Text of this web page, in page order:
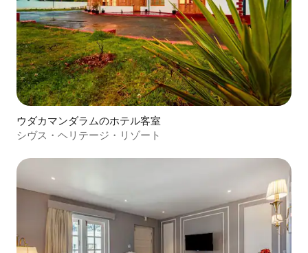
ウダカマンダラムのホテル客室
シヴス・ヘリテージ・リゾート